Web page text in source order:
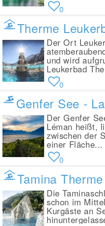
0
Therme
Der Ort
und wird
Leukerbad
0
Genfer See -
Der Genfer
Léman heißt,
zwischen der
einer Fläche...
0
Tamina
Die
schon im
Kurgäste an